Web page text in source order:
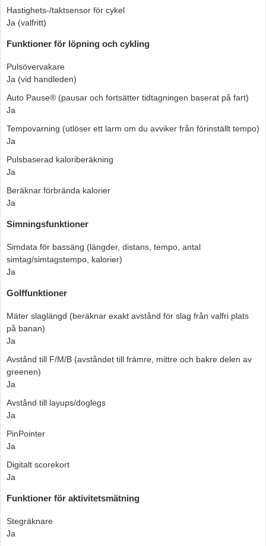
Hastighets-/taktsensor för cykel
Ja (valfritt)
Funktioner för löpning och cykling
Pulsövervakare
Ja (vid handleden)
Auto Pause® (pausar och fortsätter tidtagningen baserat på fart)
Ja
Tempovarning (utlöser ett larm om du avviker från förinställt tempo)
Ja
Pulsbaserad kaloriberäkning
Ja
Beräknar förbrända kalorier
Ja
Simningsfunktioner
Simdata för bassäng (längder, distans, tempo, antal
simtag/simtagstempo, kalorier)
Ja
Golffunktioner
Mäter slaglängd (beräknar exakt avstånd för slag från valfri plats
på banan)
Ja
Avstånd till F/M/B (avståndet till främre, mittre och bakre delen av
greenen)
Ja
Avstånd till layups/doglegs
Ja
PinPointer
Ja
Digitalt scorekort
Ja
Funktioner för aktivitetsmätning
Stegräknare
Ja